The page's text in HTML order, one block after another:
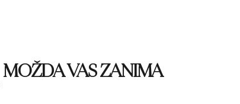
MOŽDA VAS ZANIMA